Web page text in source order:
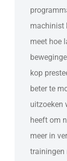
machinist
meet hoe
kop
beter te
uitzoeken
heeft om
meer in
trainingen